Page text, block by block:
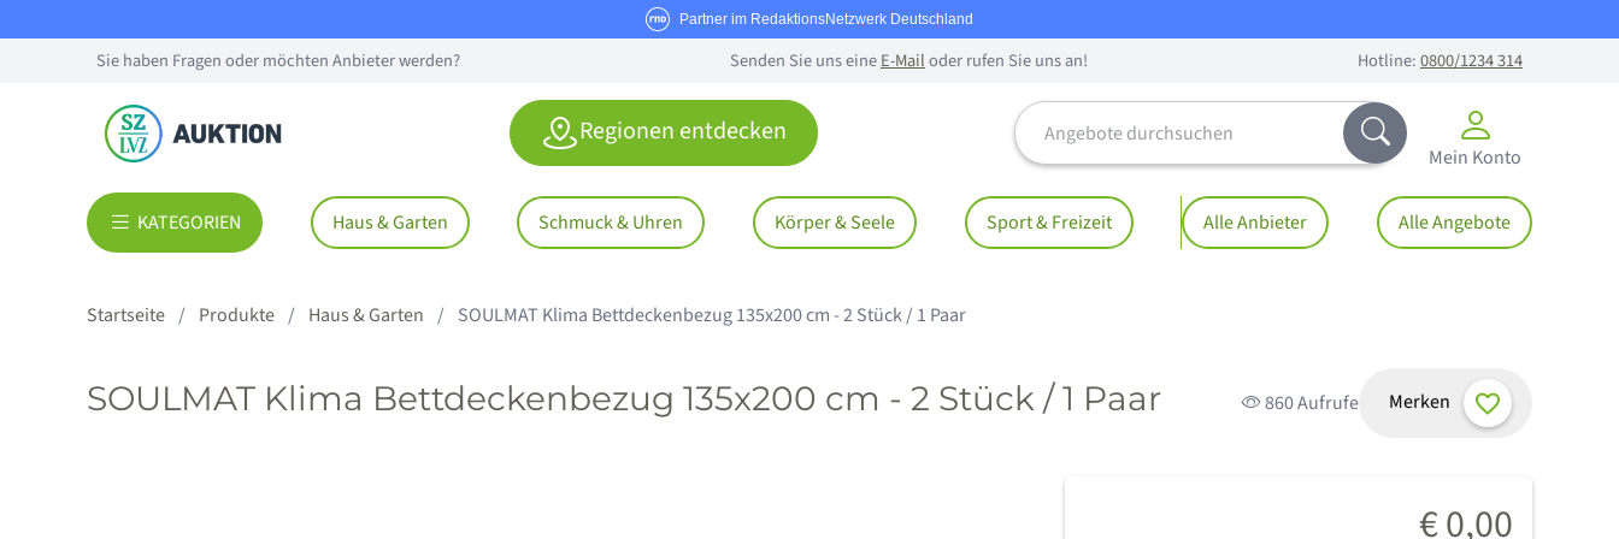
Partner im RedaktionsNetzwerk Deutschland
Sie haben Fragen oder möchten Anbieter werden? Senden Sie uns eineE-Mailoder rufen Sie uns an! Hotline:0800/1234 314
Regionen entdecken
Angebote durchsuchen
Abschicken
Mein Konto
KATEGORIEN Haus & Garten Schmuck & Uhren Körper & Seele Sport & Freizeit Alle Anbieter Alle Angebote
Startseite Produkte Haus & Garten SOULMAT Klima Bettdeckenbezug 135x200 cm - 2 Stück / 1 Paar
SOULMAT Klima Bettdeckenbezug 135x200 cm - 2 Stück / 1 Paar 860 Aufrufe Merken
€ 0,00